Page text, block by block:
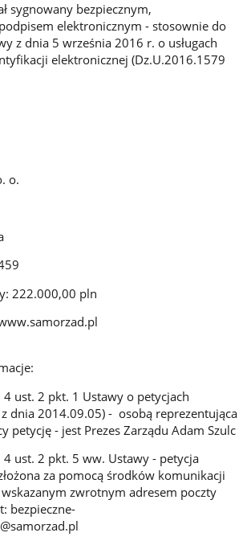
sygnowany bezpiecznym,
elektronicznym - stosownie do
z dnia 5 września 2016 r. o usługach
elektronicznej (Dz.U.2016.1579
o.
222.000,00 pln
ust. 2 pkt. 1 Ustawy o petycjach
dnia 2014.09.05) - osobą reprezentująca
petycję - jest Prezes Zarządu Adam Szulc
ust. 2 pkt. 5 ww. Ustawy - petycja
za pomocą środków komunikacji
zwrotnym adresem poczty
bezpieczne-